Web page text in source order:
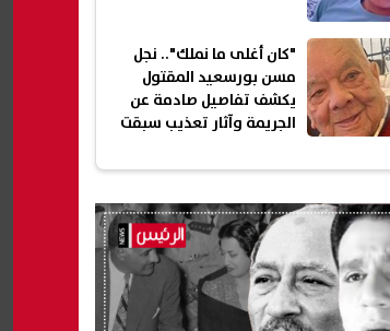
"كان أغلى ما نملك".. نجل
مسن بورسعيد المقتول
يكشف تفاصيل صادمة عن
الجريمة وآثار تعذيب سبقت